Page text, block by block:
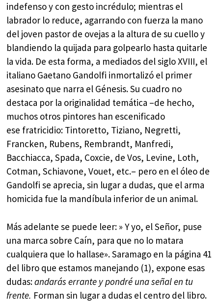
indefenso y con gesto incrédulo; mientras el
labrador lo reduce, agarrando con fuerza la mano
del joven pastor de ovejas a la altura de su cuello y
blandiendo la quijada para golpearlo hasta quitarle
la vida. De esta forma, a mediados del siglo XVIII, el
italiano Gaetano Gandolfi inmortalizó el primer
asesinato que narra el Génesis. Su cuadro no
destaca por la originalidad temática –de hecho,
muchos otros pintores han escenificado
ese fratricidio: Tintoretto, Tiziano, Negretti,
Francken, Rubens, Rembrandt, Manfredi,
Bacchiacca, Spada, Coxcie, de Vos, Levine, Loth,
Cotman, Schiavone, Vouet, etc.– pero en el óleo de
Gandolfi se aprecia, sin lugar a dudas, que el arma
homicida fue la mandíbula inferior de un animal.
Más adelante se puede leer: » Y yo, el Señor, puse
una marca sobre Caín, para que no lo matara
cualquiera que lo hallase». Saramago en la página 41
del libro que estamos manejando (1), expone esas
dudas:andarás errante y pondré una señal en tu
frente. Forman sin lugar a dudas el centro del libro.